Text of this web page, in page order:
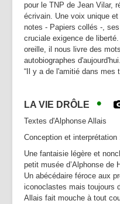
pour le TNP de Jean Vilar,
écrivain. Une voix unique
notes - Papiers collés -,
cruciale exigence de
oreille, il nous livre des
autobiographes
“Il y a de l'amitié dans mes
LA VIE DRÔLE •
Textes d'Alphonse Allais
Conception et
Une fantaisie légère et
petit musée d’Alphonse de
Un abécédaire féroce aux
iconoclastes mais toujours
Allais fait mouche à tout